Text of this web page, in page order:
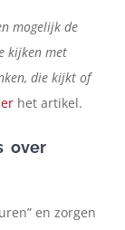
mogelijk de
kijken met
die kijkt of
het artikel.
over
en zorgen